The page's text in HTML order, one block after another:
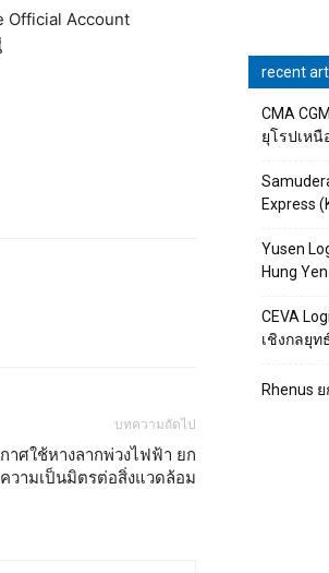
Official Account
บทความถัดไป
กาศใช้หางลากพ่วงไฟฟ้า ยก
วามเป็นมิตรต่อสิ่งแวดล้อม
recent
CMA
ยุโรปเห
Express
Yusen
Hung
CEVA
เชิงกลยุ
Rhenus